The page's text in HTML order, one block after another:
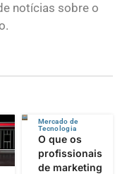
notícias sobre o
Mercado de
Tecnologia
O que os
profissionais
de marketing